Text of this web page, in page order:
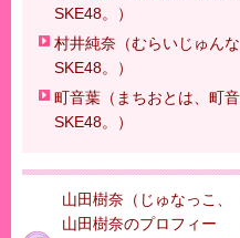
SKE48。）
村井純奈（むらいじゅん
SKE48。）
町音葉（まちおとは、町
SKE48。）
山田樹奈（じゅなっこ、
山田樹奈のプロフィー